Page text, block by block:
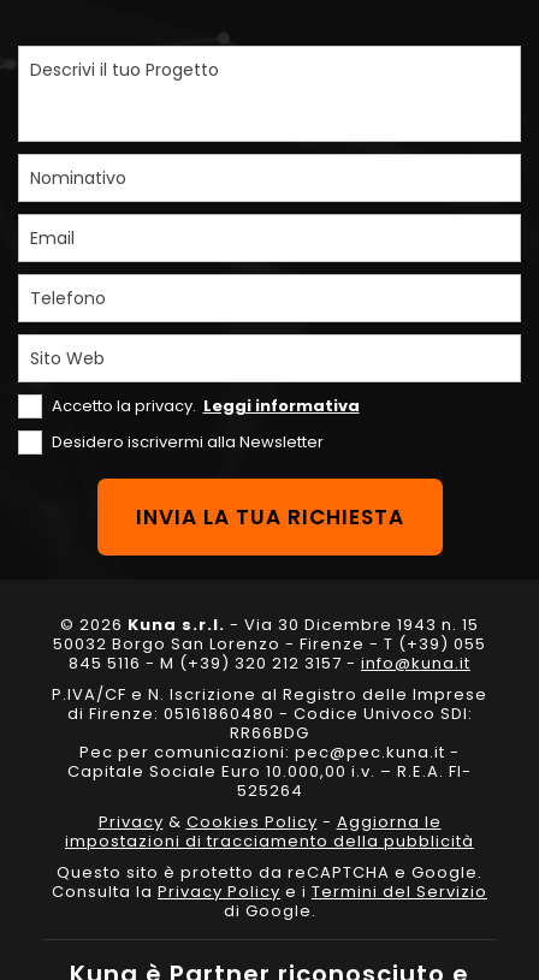
Descrivi il tuo Progetto
Nominativo
Email
Telefono
Sito Web
Accetto la privacy. Leggi informativa
Desidero iscrivermi alla Newsletter
© 2026 Kuna s.r.l. - Via 30 Dicembre 1943 n. 15
50032 Borgo San Lorenzo - Firenze - T (+39) 055
845 5116 - M (+39) 320 212 3157 - info@kuna.it
P.IVA/CF e N. Iscrizione al Registro delle Imprese
di Firenze: 05161860480 - Codice Univoco SDI:
RR66BDG
Pec per comunicazioni: pec@pec.kuna.it -
Capitale Sociale Euro 10.000,00 i.v. – R.E.A. FI-
525264
Privacy & Cookies Policy - Aggiorna le
impostazioni di tracciamento della pubblicità
Questo sito è protetto da reCAPTCHA e Google.
Consulta la Privacy Policy e i Termini del Servizio
di Google.